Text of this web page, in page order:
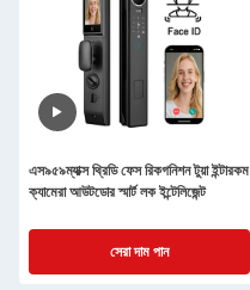
এস৯৫৯ম্যাক্স থ্রিডি ফেস রিকগনিশন টুয়া ইন্টারকম
ক্যামেরা আউটডোর স্মার্ট লক ইন্টেলিজেন্ট
সেরা দাম পান